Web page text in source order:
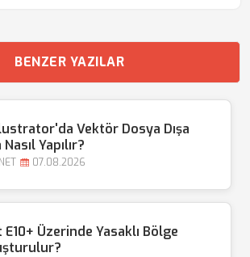
BENZER YAZILAR
Vektör Dosya Dışa
Yapılır?
07.08.2026
Üzerinde Yasaklı Bölge